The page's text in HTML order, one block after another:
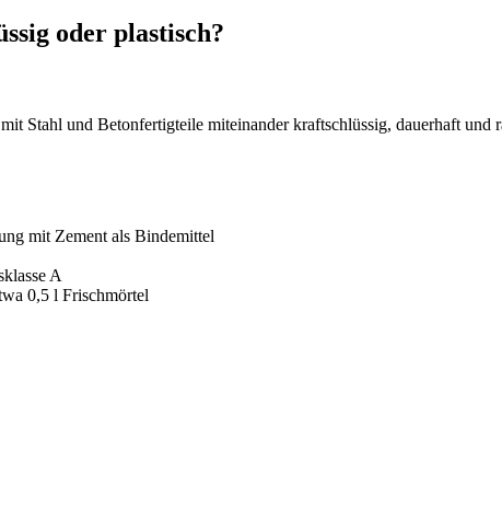
oder plastisch?
Stahl und Betonfertigteile miteinander kraftschlüssig, dauerhaft und
mit Zement als Bindemittel
A
0,5 l Frischmörtel